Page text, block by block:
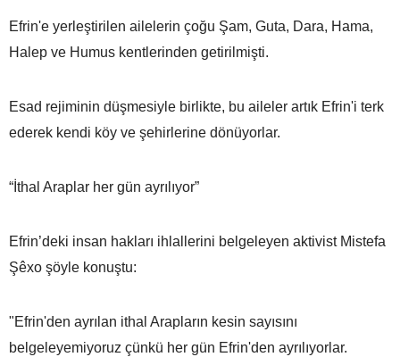
Efrin'e yerleştirilen ailelerin çoğu Şam, Guta, Dara, Hama,
Halep ve Humus kentlerinden getirilmişti.
Esad rejiminin düşmesiyle birlikte, bu aileler artık Efrin'i terk
ederek kendi köy ve şehirlerine dönüyorlar.
“İthal Araplar her gün ayrılıyor”
Efrin’deki insan hakları ihlallerini belgeleyen aktivist Mistefa
Şêxo şöyle konuştu:
"Efrin'den ayrılan ithal Arapların kesin sayısını
belgeleyemiyoruz çünkü her gün Efrin'den ayrılıyorlar.